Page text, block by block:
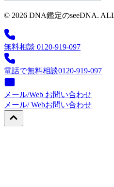
© 2026 DNA鑑定のseeDNA.
無料相談 0120-919-097
電話で無料相談0120-919-097
メール/Web お問い合わせ
メール/ Webお問い合わせ